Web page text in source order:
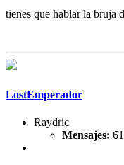
tienes que hablar la bruja
LostEmperador
Raydric
Mensajes: 61